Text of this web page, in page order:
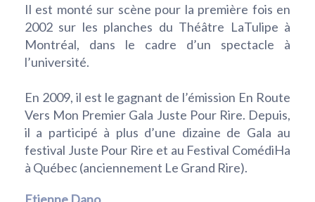
Il est monté sur scène pour la première fois en
2002 sur les planches du Théâtre LaTulipe à
Montréal, dans le cadre d’un spectacle à
l’université.
En 2009, il est le gagnant de l’émission En Route
Vers Mon Premier Gala Juste Pour Rire. Depuis,
il a participé à plus d’une dizaine de Gala au
festival Juste Pour Rire et au Festival ComédiHa
à Québec (anciennement Le Grand Rire).